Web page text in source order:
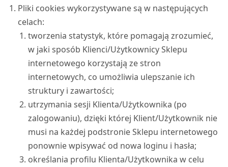
Pliki cookies wykorzystywane są w następujących
celach:
tworzenia statystyk, które pomagają zrozumieć,
w jaki sposób Klienci/Użytkownicy Sklepu
internetowego korzystają ze stron
internetowych, co umożliwia ulepszanie ich
struktury i zawartości;
utrzymania sesji Klienta/Użytkownika (po
zalogowaniu), dzięki której Klient/Użytkownik nie
musi na każdej podstronie Sklepu internetowego
ponownie wpisywać od nowa loginu i hasła;
określania profilu Klienta/Użytkownika w celu